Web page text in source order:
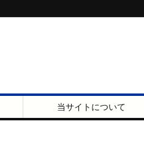
当サイトについて